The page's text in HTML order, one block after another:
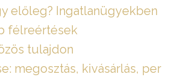
előleg? Ingatlanügyekben
félreértések
tulajdon
megosztás, kivásárlás, per